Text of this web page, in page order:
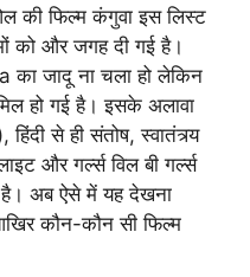
की फिल्म कंगुवा इस लिस्ट
को और जगह दी गई है।
जादू ना चला हो लेकिन
हो गई है। इसके अलावा
से ही संतोष, स्वातंत्र्य
और गर्ल्स विल बी गर्ल्स
है। अब ऐसे में यह देखना
कौन-कौन सी फिल्म